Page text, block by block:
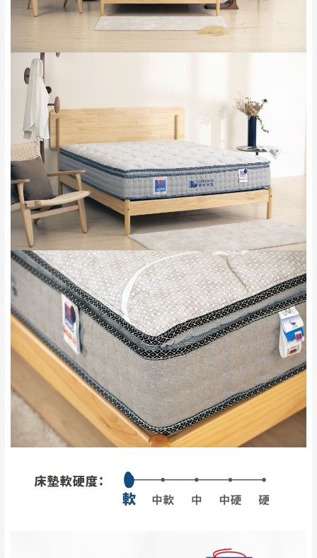
｜周（一）配送部門固定公休無送貨｜
台北市、新北市地區固定每周(三)、(日)兩天收送貨
暫無配送地區 ： 彰化、南投、雲林、嘉義、台南、高
雄、屏東、宜蘭、 花蓮、台東、金門、馬祖、澎湖地區
（可於LINE線上詢問 → @dershin）
加收說明
。
其它注意事項
本司貨車運送如因路況不佳、天候惡劣、過於偏遠之
山區內等，或收貨地點搬運過於困難等因素，導致無
法順利配送，本公司除了盡最大努力完成配送外，視
狀況保有出貨的權利。
保護物流人員的工作安全，賣家無提供吊掛服務，若
支付。
因大型傢俱有組裝、配送的問題，並非一般快速到貨
退換貨說明：
若收到不良品，請於到貨日起七日內通知本
類產品需為未拆封狀態(請保持商品、附件、
包裝、廠商紙及所有附隨文件或資料之完整
性)，若未依照上述方式處理，恕無法接受退
貨。
由於透過電腦螢幕選購商品，可能會因個人
電腦螢幕的設定色差或解析度等因素， 與實
際商品的顏色、質感稍有不同，如因此而需
退換貨，需自付來回運費及人資成本，請您
訂購前詳加確認。(包含商品尺寸是否合適)。
訂購前請確認商品尺寸，大型物件因為人工
丈量，難免會有些許誤差值(約正負0.5CM)
詳細尺寸以實品為主。
非因本公司問題而需退換貨，請於收到貨7日
內通知客服人員(Line@ ID：@dershin ) ，並
須保持商品全新狀態與完整包裝。鑑賞期間
若發生非本司因素致使之汙損破壞，恕無法
辦理退換貨。
台北市、新北市地區固定每周(三)、(日)兩天
收送貨，敬請見諒！
期，商品使用年限，因客人使用習慣、居家
環境不同。若屬人為因素導致商品損壞、零